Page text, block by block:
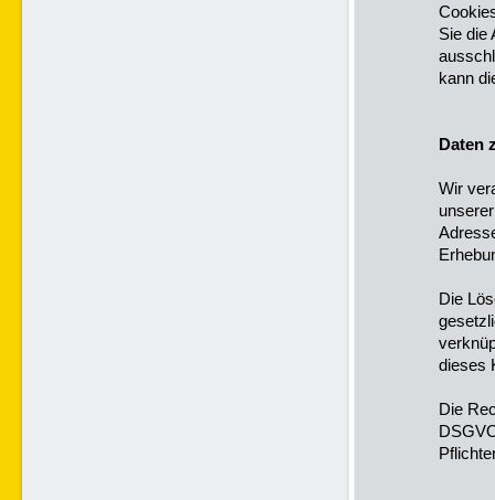
Sie die
kann
Daten
Wir
Die
dieses
Die